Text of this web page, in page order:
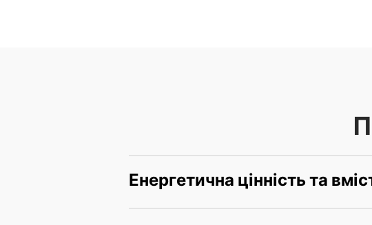
Енергетична цінність та